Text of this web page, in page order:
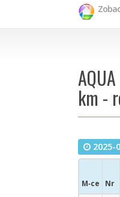
km -
2025-
M‑ce Nr